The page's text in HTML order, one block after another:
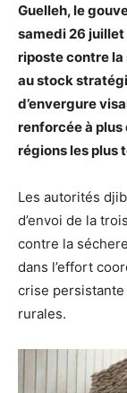
Guelleh, le
samedi 26 juillet
riposte contre la
au stock
d’envergure
renforcée à
régions les plus
Les autorités
d’envoi de la
contre la
dans l’effort
crise
rurales.